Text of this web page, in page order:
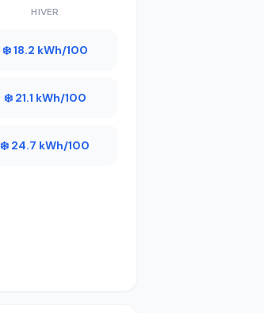
HIVER
❄️ 18.2 kWh/100
❄️ 21.1 kWh/100
❄️ 24.7 kWh/100